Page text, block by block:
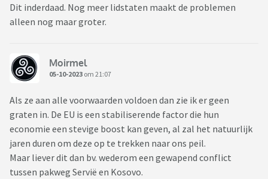
Dit inderdaad. Nog meer lidstaten maakt de problemen
alleen nog maar groter.
Moirmel
05-10-2023 om 21:07
Als ze aan alle voorwaarden voldoen dan zie ik er geen
graten in. De EU is een stabiliserende factor die hun
economie een stevige boost kan geven, al zal het natuurlijk
jaren duren om deze op te trekken naar ons peil.
Maar liever dit dan bv. wederom een gewapend conflict
tussen pakweg Servië en Kosovo.